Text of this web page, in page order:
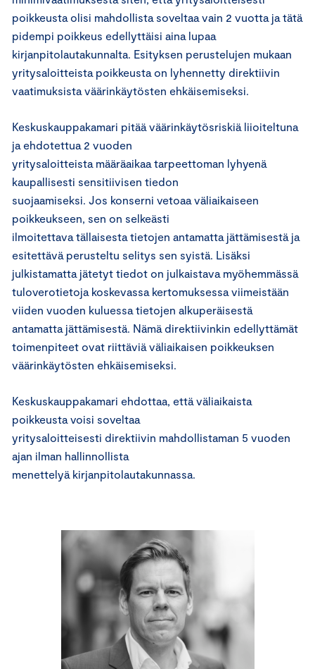
poikkeusta olisi mahdollista soveltaa vain 2 vuotta ja tätä
pidempi poikkeus edellyttäisi aina lupaa
kirjanpitolautakunnalta. Esityksen perustelujen mukaan
yritysaloitteista poikkeusta on lyhennetty direktiivin
vaatimuksista väärinkäytösten ehkäisemiseksi.
Keskuskauppakamari pitää väärinkäytösriskiä liioiteltuna
ja ehdotettua 2 vuoden
yritysaloitteista määräaikaa tarpeettoman lyhyenä
kaupallisesti sensitiivisen tiedon
suojaamiseksi. Jos konserni vetoaa väliaikaiseen
poikkeukseen, sen on selkeästi
ilmoitettava tällaisesta tietojen antamatta jättämisestä ja
esitettävä perusteltu selitys sen syistä. Lisäksi
julkistamatta jätetyt tiedot on julkaistava myöhemmässä
tuloverotietoja koskevassa kertomuksessa viimeistään
viiden vuoden kuluessa tietojen alkuperäisestä
antamatta jättämisestä. Nämä direktiivinkin edellyttämät
toimenpiteet ovat riittäviä väliaikaisen poikkeuksen
väärinkäytösten ehkäisemiseksi.
Keskuskauppakamari ehdottaa, että väliaikaista
poikkeusta voisi soveltaa
yritysaloitteisesti direktiivin mahdollistaman 5 vuoden
ajan ilman hallinnollista
menettelyä kirjanpitolautakunnassa.